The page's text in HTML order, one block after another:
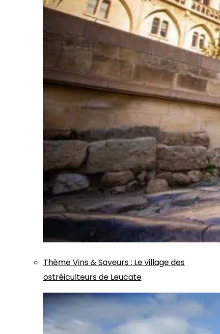
ThèmeVins & Saveurs: Le village des
ostréiculteurs de Leucate